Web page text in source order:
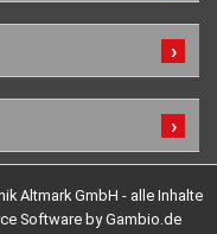
Altmark GmbH - alle Inhalte
Software by Gambio.de